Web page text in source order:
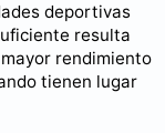
deportivas
resulta
rendimiento
tienen lugar